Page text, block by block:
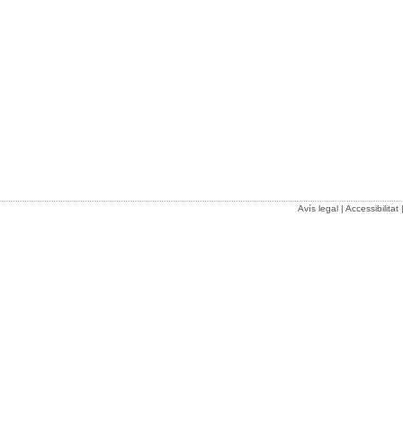
Avís legal| Accessibilitat